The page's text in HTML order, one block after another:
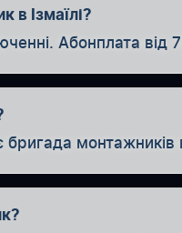
в Ізмаїлі?
Абонплата від
монтажників в